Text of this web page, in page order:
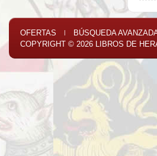
OFERTAS | BÚSQUEDA
COPYRIGHT © 2026
LIBROS DE